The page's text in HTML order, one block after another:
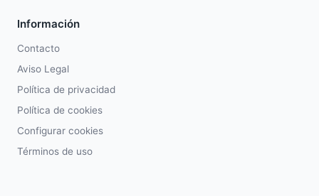
Información
Contacto
Aviso Legal
Política de privacidad
Política de cookies
Configurar cookies
Términos de uso